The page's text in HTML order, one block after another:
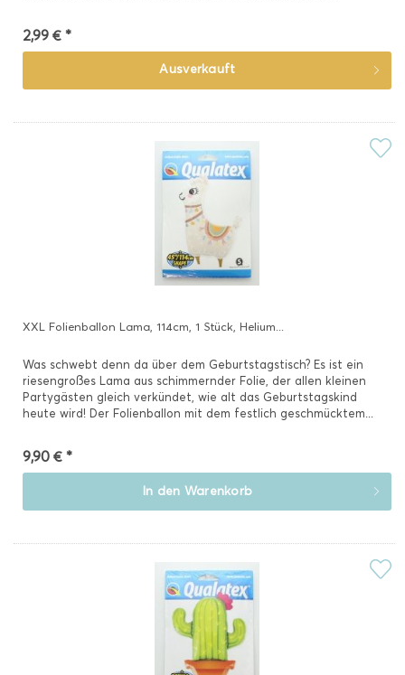
2,99 € *
Ausverkauft
XXL Folienballon Lama, 114cm, 1 Stück, Helium...
Was schwebt denn da über dem Geburtstagstisch? Es ist ein
riesengroßes Lama aus schimmernder Folie, der allen kleinen
Partygästen gleich verkündet, wie alt das Geburtstagskind
heute wird! Der Folienballon mit dem festlich geschmücktem...
9,90 € *
In den Warenkorb